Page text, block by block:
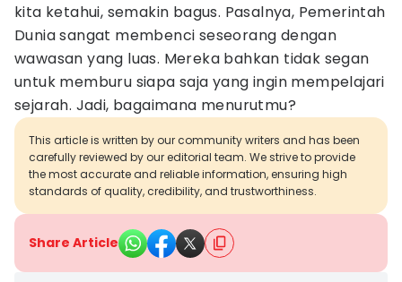
kita ketahui, semakin bagus. Pasalnya, Pemerintah
Dunia sangat membenci seseorang dengan
wawasan yang luas. Mereka bahkan tidak segan
untuk memburu siapa saja yang ingin mempelajari
sejarah. Jadi, bagaimana menurutmu?
This article is written by our community writers and has been
carefully reviewed by our editorial team. We strive to provide
the most accurate and reliable information, ensuring high
standards of quality, credibility, and trustworthiness.
Share Article